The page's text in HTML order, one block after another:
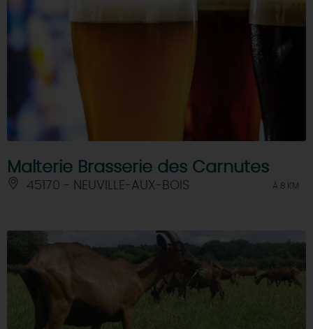
Malterie Brasserie des Carnutes
45170 - NEUVILLE-AUX-BOIS À 8 KM